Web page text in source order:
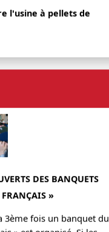
l'usine à pellets de
DES BANQUETS
»
3ème fois un banquet du